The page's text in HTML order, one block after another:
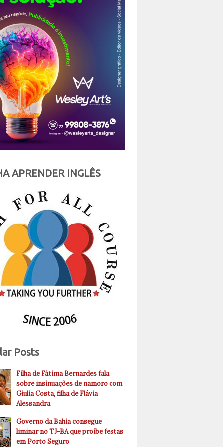
APRENDER INGLÊS
Posts
Filha de Fátima Bernardes fala
sobre insinuações de namoro com
Giulia Costa, filha de Flávia
Alessandra
Governo da Bahia consegue
liminar no TJ-BA que proíbe festas
em Porto Seguro